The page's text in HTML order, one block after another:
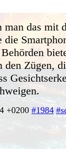
man das mit
Zügen,
+0200 #1984